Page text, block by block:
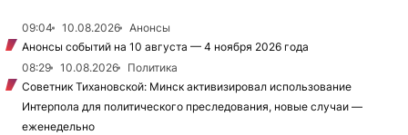
09:04 10.08.2026
Анонсы
Анонсы событий на 10 августа — 4 ноября 2026 года
08:29
10.08.2026
Политика
Советник Тихановской: Минск активизировал использование
Интерпола для политического преследования, новые случаи —
еженедельно